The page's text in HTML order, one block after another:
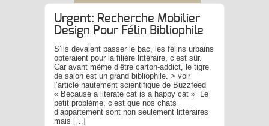
Urgent: Recherche Mobilier
Design Pour Félin Bibliophile
S’ils devaient passer le bac, les félins urbains
opteraient pour la filière littéraire, c’est sûr.
Car avant même d’être carton-addict, le tigre
de salon est un grand bibliophile. > voir
l’article hautement scientifique de Buzzfeed
« Because a literate cat is a happy cat » Le
petit problème, c’est que nos chats
d’appartement sont non seulement littéraires
mais […]